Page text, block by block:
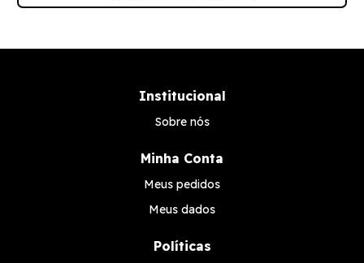
Institucional
Sobre nós
Minha Conta
Meus pedidos
Meus dados
Políticas